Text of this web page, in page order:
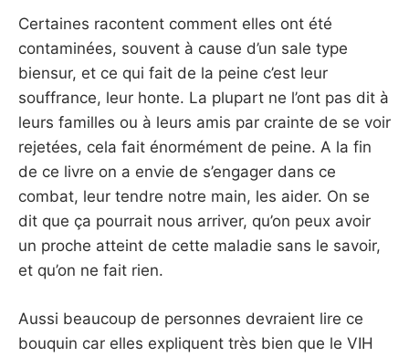
Certaines racontent comment elles ont été
contaminées, souvent à cause d’un sale type
biensur, et ce qui fait de la peine c’est leur
souffrance, leur honte. La plupart ne l’ont pas dit à
leurs familles ou à leurs amis par crainte de se voir
rejetées, cela fait énormément de peine. A la fin
de ce livre on a envie de s’engager dans ce
combat, leur tendre notre main, les aider. On se
dit que ça pourrait nous arriver, qu’on peux avoir
un proche atteint de cette maladie sans le savoir,
et qu’on ne fait rien.
Aussi beaucoup de personnes devraient lire ce
bouquin car elles expliquent très bien que le VIH